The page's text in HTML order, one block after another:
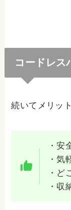
コードレス
続いてメリッ
・安
・気
・ど
・収